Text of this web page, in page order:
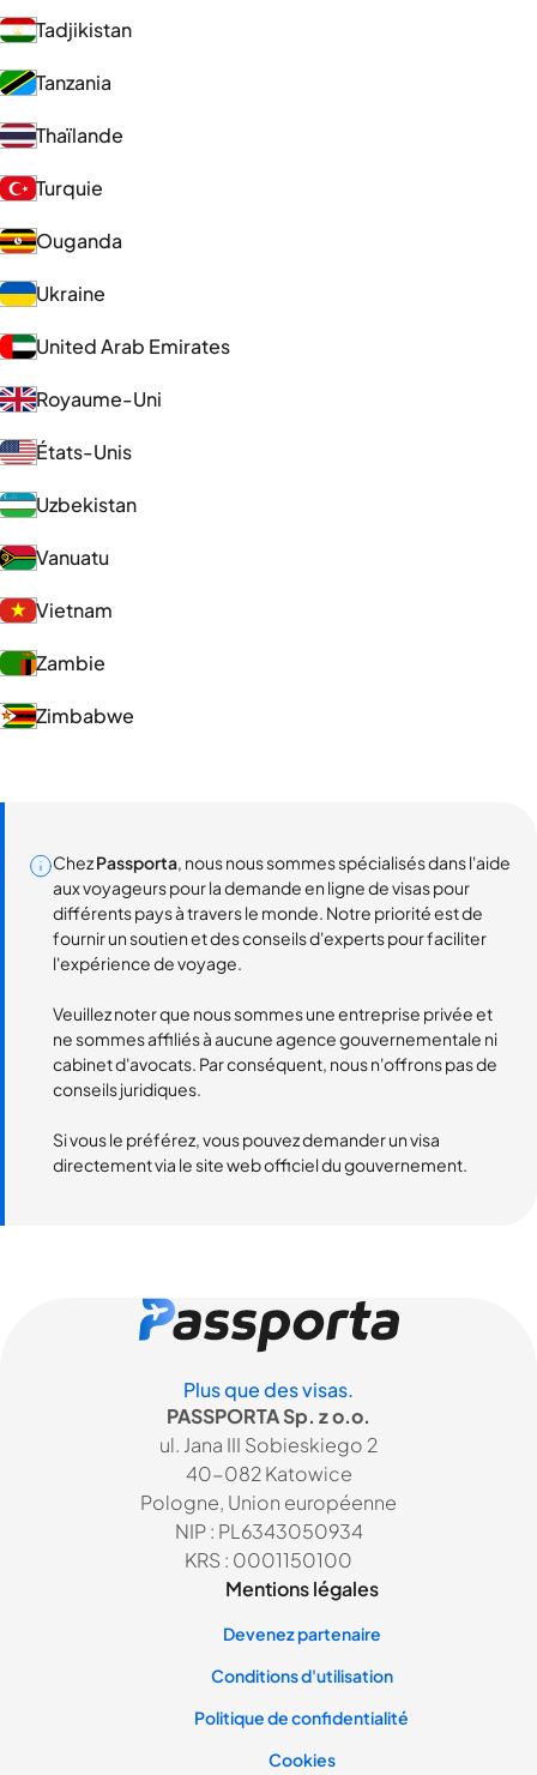
Tadjikistan
Tanzania
Thaïlande
Turquie
Ouganda
Ukraine
United Arab Emirates
Royaume-Uni
États-Unis
Uzbekistan
Vanuatu
Vietnam
Zambie
Zimbabwe
ChezPassporta, nous nous sommes spécialisés dans l'aide
aux voyageurs pour la demande en ligne de visas pour
différents pays à travers le monde. Notre priorité est de
fournir un soutien et des conseils d'experts pour faciliter
l'expérience de voyage.
Veuillez noter que nous sommes une entreprise privée et
ne sommes affiliés à aucune agence gouvernementale ni
cabinet d'avocats. Par conséquent, nous n'offrons pas de
conseils juridiques.
Si vous le préférez, vous pouvez demander un visa
directement via le site web officiel du gouvernement.
Plus que des visas.
PASSPORTA Sp. z o.o.
ul. Jana III Sobieskiego 2
40-082 Katowice
Pologne, Union européenne
NIP : PL6343050934
KRS : 0001150100
Mentions légales
Devenez partenaire
Conditions d'utilisation
Politique de confidentialité
Cookies